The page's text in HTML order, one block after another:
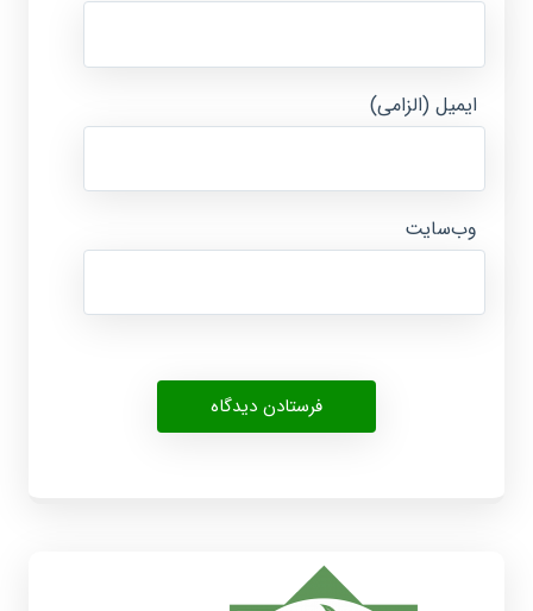
ایمیل (الزامی)
وب‌سایت